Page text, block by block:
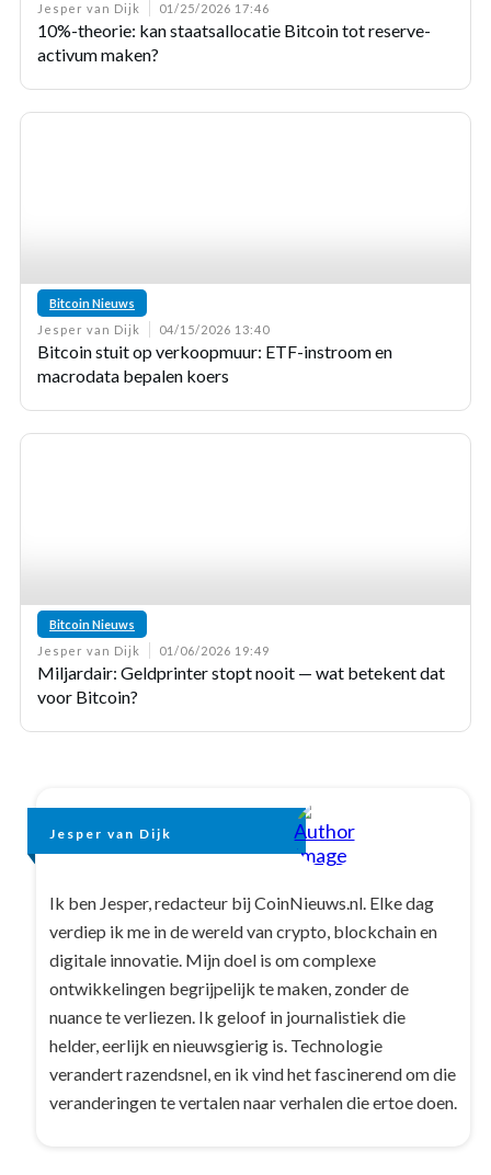
Jesper van Dijk
01/25/2026 17:46
10%-theorie: kan staatsallocatie Bitcoin tot reserve-
activum maken?
Bitcoin Nieuws
Jesper van Dijk
04/15/2026 13:40
Bitcoin stuit op verkoopmuur: ETF-instroom en
macrodata bepalen koers
Bitcoin Nieuws
Jesper van Dijk
01/06/2026 19:49
Miljardair: Geldprinter stopt nooit — wat betekent dat
voor Bitcoin?
Jesper van Dijk
Ik ben Jesper, redacteur bij CoinNieuws.nl. Elke dag
verdiep ik me in de wereld van crypto, blockchain en
digitale innovatie. Mijn doel is om complexe
ontwikkelingen begrijpelijk te maken, zonder de
nuance te verliezen. Ik geloof in journalistiek die
helder, eerlijk en nieuwsgierig is. Technologie
verandert razendsnel, en ik vind het fascinerend om die
veranderingen te vertalen naar verhalen die ertoe doen.